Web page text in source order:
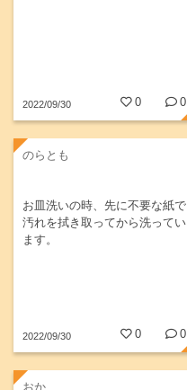
2022/09/30 0 0
のらとも
お皿洗いの時、先に不要な紙で
汚れを拭き取ってから洗ってい
ます。
2022/09/30 0 0